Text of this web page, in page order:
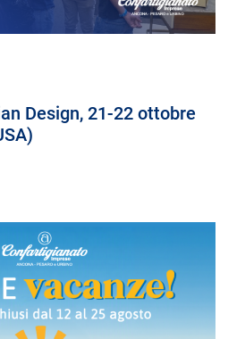
Design, 21-22 ottobre